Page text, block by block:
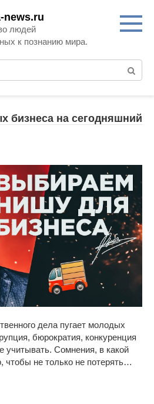
news.ru
людей
к познанию мира.
бизнеса на сегодняшний
дела пугает молодых
бюрократия, конкуренция
учитывать. Сомнения, в какой
чтобы не только не потерять…